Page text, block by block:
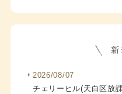
2026/08/07
チェリーヒル(天白区放